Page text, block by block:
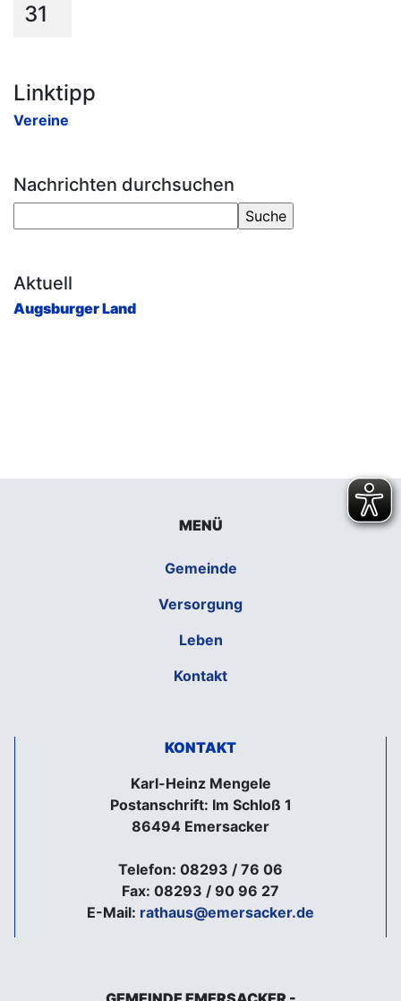
31
Linktipp
Vereine
Nachrichten durchsuchen
Aktuell
Augsburger Land
MENÜ
Gemeinde
Versorgung
Leben
Kontakt
KONTAKT
Karl-Heinz Mengele
Postanschrift: Im Schloß 1
86494 Emersacker
Telefon: 08293 / 76 06
Fax: 08293 / 90 96 27
E-Mail: rathaus@emersacker.de